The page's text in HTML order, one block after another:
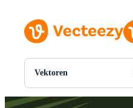
Vektoren
Alle Bilder
Fotos